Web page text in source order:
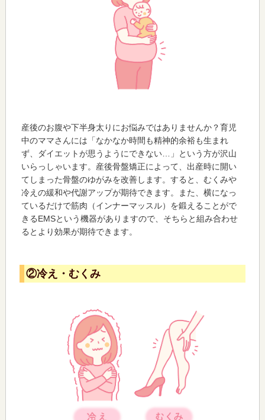
産後のお腹や下半身太りにお悩みではありませんか？育児
中のママさんには「なかなか時間も精神的余裕も生まれ
ず、ダイエットが思うようにできない…」という方が沢山
いらっしゃいます。産後骨盤矯正によって、出産時に開い
てしまった骨盤のゆがみを改善します。すると、むくみや
冷えの緩和や代謝アップが期待できます。また、横になっ
ているだけで筋肉（インナーマッスル）を鍛えることがで
きるEMSという機器がありますので、そちらと組み合わせ
るとより効果が期待できます。
②冷え・むくみ